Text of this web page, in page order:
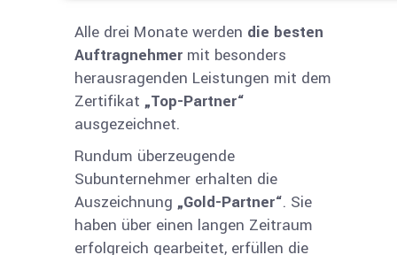
Alle drei Monate werden die besten
Auftragnehmer mit besonders
herausragenden Leistungen mit dem
Zertifikat „Top-Partner“
ausgezeichnet.
Rundum überzeugende
Subunternehmer erhalten die
Auszeich­nung „Gold-Partner“. Sie
haben über einen langen Zeitraum
erfolgreich gearbei­tet, erfüllen die